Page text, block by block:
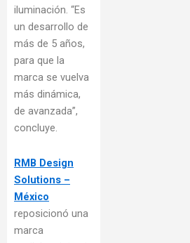
iluminación. “Es
un desarrollo de
más de 5 años,
para que la
marca se vuelva
más dinámica,
de avanzada”,
concluye.
RMB Design
Solutions –
México
reposicionó una
marca